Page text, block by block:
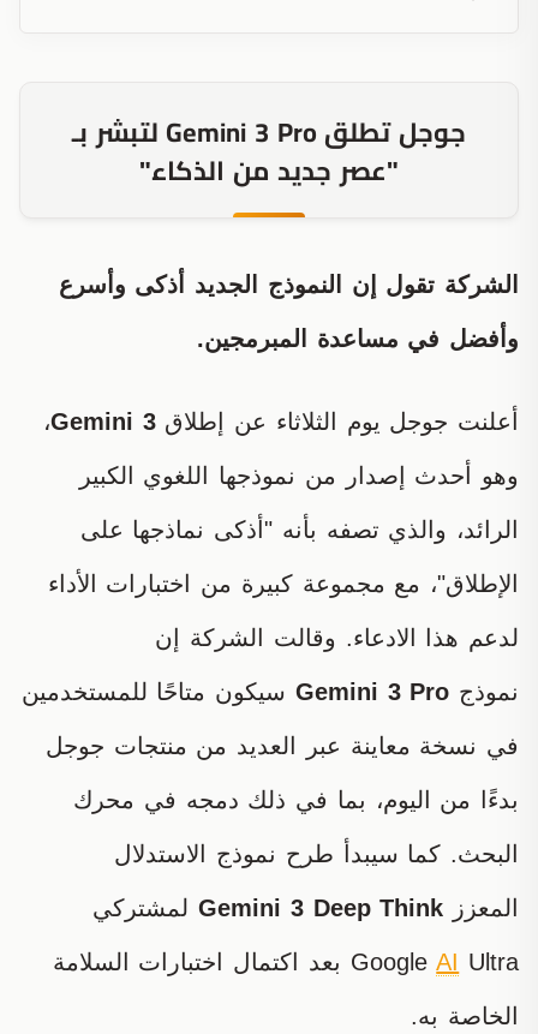
جوجل تطلق Gemini 3 Pro لتبشر بـ
"عصر جديد من الذكاء"
الشركة تقول إن النموذج الجديد أذكى وأسرع
وأفضل في مساعدة المبرمجين.
أعلنت جوجل يوم الثلاثاء عن إطلاقGemini 3،
وهو أحدث إصدار من نموذجها اللغوي الكبير
الرائد، والذي تصفه بأنه "أذكى نماذجها على
الإطلاق"، مع مجموعة كبيرة من اختبارات الأداء
لدعم هذا الادعاء. وقالت الشركة إن
نموذج Gemini 3 Pro سيكون متاحًا للمستخدمين
في نسخة معاينة عبر العديد من منتجات جوجل
بدءًا من اليوم، بما في ذلك دمجه في محرك
البحث. كما سيبدأ طرح نموذج الاستدلال
المعزز Gemini 3 Deep Thinkلمشتركي
GoogleAI Ultra بعد اكتمال اختبارات السلامة
الخاصة به.